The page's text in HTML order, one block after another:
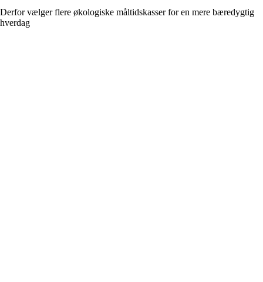
Derfor vælger flere økologiske måltidskasser for en mere bæredygtig
hverdag